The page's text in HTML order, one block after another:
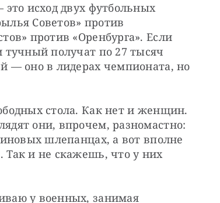
исход двух футбольных
Советов» против
против «Оренбурга». Если
тучный получат по 27 тысяч
— оно в лидерах чемпионата, но
стола. Как нет и женщин.
они, впрочем, разномастно:
шлепанцах, а вот вполне
и не скажешь, что у них
у военных, занимая